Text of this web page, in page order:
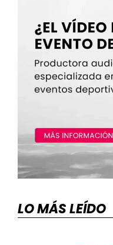
LO MÁS LEÍDO